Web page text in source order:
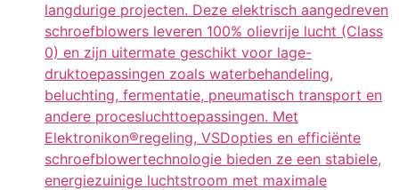
langdurige projecten. Deze elektrisch aangedreven
schroefblowers leveren 100% olievrije lucht (Class
0) en zijn uitermate geschikt voor lage-
druktoepassingen zoals waterbehandeling,
beluchting, fermentatie, pneumatisch transport en
andere procesluchttoepassingen. Met
Elektronikon®regeling, VSDopties en efficiënte
schroefblowertechnologie bieden ze een stabiele,
energiezuinige luchtstroom met maximale